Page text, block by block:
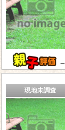
－
現地未調査